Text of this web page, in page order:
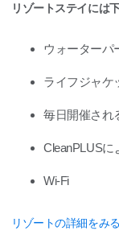
リゾートステイには
ウォーターパ
ライフジャケ
毎日開催され
CleanPLUS
Wi-Fi
リゾートの詳細をみる